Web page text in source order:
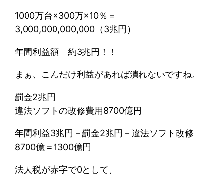
1000万台×300万×10％＝
3,000,000,000,000（3兆円）
年間利益額 約3兆円！！
まぁ、こんだけ利益があれば潰れないですね。
罰金2兆円
違法ソフトの改修費用8700億円
年間利益3兆円－罰金2兆円－違法ソフト改修
8700億＝1300億円
法人税が赤字で0として、